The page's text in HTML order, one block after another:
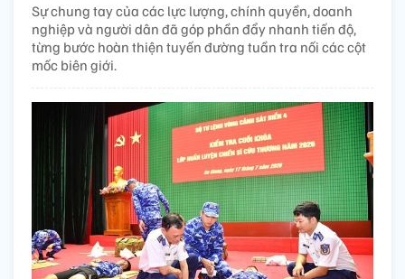
Sự chung tay của các lực lượng, chính quyền, doanh
nghiệp và người dân đã góp phần đẩy nhanh tiến độ,
từng bước hoàn thiện tuyến đường tuần tra nối các cột
mốc biên giới.